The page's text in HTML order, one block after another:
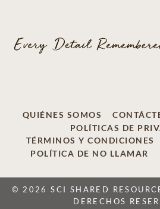
QUIÉNES SOMOS
POLÍTICAS DE
TÉRMINOS Y CONDICIONES
POLÍTICA DE NO LLAMAR
© 2026 SCI SHARED
DERECHOS